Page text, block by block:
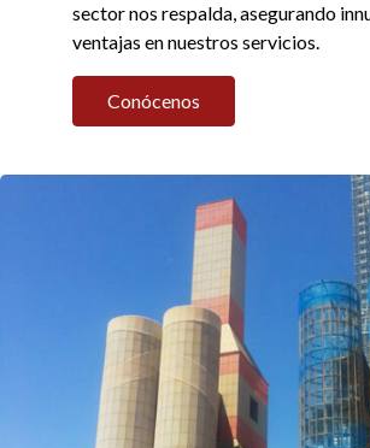
sector nos respalda, asegurando
ventajas en nuestros servicios.
Conócenos